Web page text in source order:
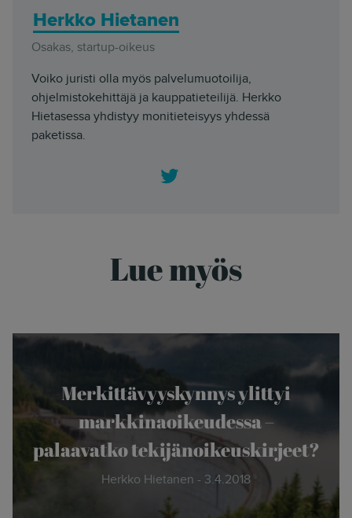
Herkko Hietanen
Osakas, startup-oikeus
Voiko juristi olla myös palvelumuotoilija,
ohjelmistokehittäjä ja kauppatieteilijä. Herkko
Hietasessa yhdistyy monitieteisyys yhdessä
paketissa.
Lue myös
Merkittävyyskynnys ylittyi
markkinaoikeudessa –
palaavatko tekijänoikeuskirjeet?
Herkko Hietanen - 3.4.2018